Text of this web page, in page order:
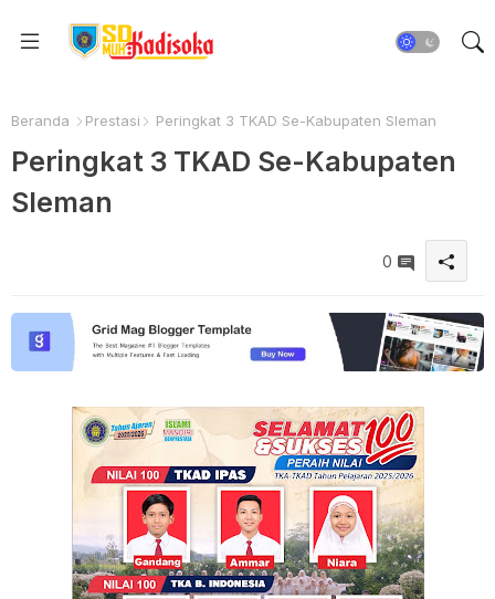
Beranda Prestasi Peringkat 3 TKAD Se-Kabupaten Sleman
Peringkat 3 TKAD Se-Kabupaten
Sleman
0